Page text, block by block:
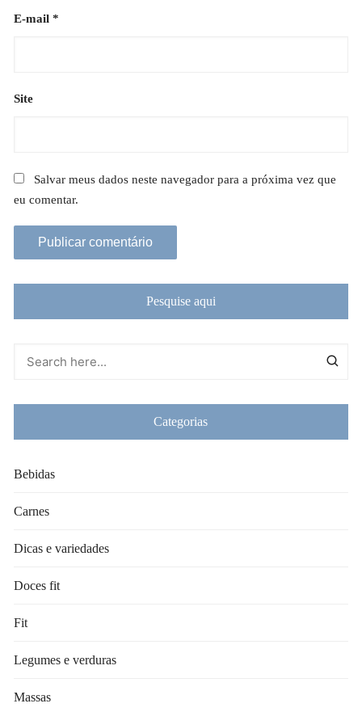
E-mail*
Site
Salvar meus dados neste navegador para a próxima vez que
eu comentar.
Pesquise aqui
Categorias
Bebidas
Carnes
Dicas e variedades
Doces fit
Fit
Legumes e verduras
Massas